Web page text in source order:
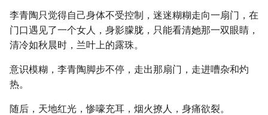
李青陶只觉得自己身体不受控制，迷迷糊糊走向一扇门，在
门口遇见了一个女人，身影朦胧，只能看清她那一双眼睛，
清冷如秋晨时，兰叶上的露珠。
意识模糊，李青陶脚步不停，走出那扇门，走进嘈杂和灼
热。
随后，天地红光，惨嚎充耳，烟火撩人，身痛欲裂。